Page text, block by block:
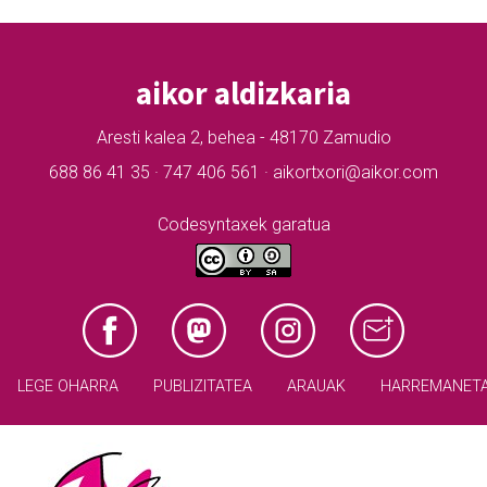
aikor aldizkaria
Aresti kalea 2, behea - 48170 Zamudio
688 86 41 35 · 747 406 561 · aikortxori@aikor.com
Codesyntaxek garatua
LEGE OHARRA PUBLIZITATEA ARAUAK